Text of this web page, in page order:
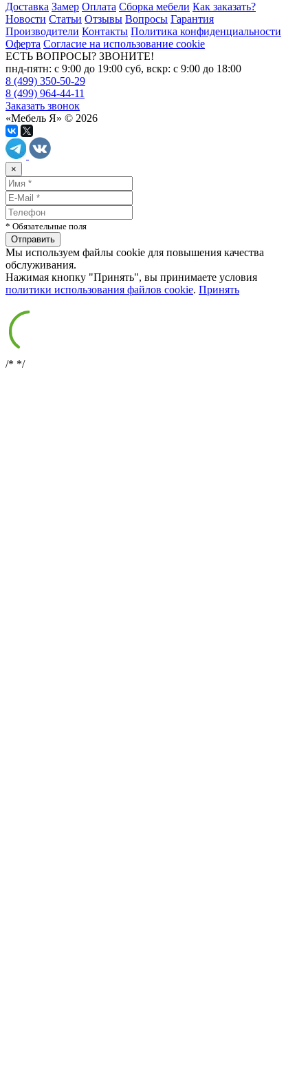
Доставка Замер Оплата Сборка мебели Как заказать?
Новости Статьи Отзывы Вопросы Гарантия
Производители Контакты Политика конфиденциальности
Оферта Согласие на использование cookie
ЕСТЬ ВОПРОСЫ? ЗВОНИТЕ!
пнд-пятн: с 9:00 до 19:00 суб, вскр: с 9:00 до 18:00
8 (499) 350-50-29
8 (499) 964-44-11
Заказать звонок
«Мебель Я» © 2026
×
* Обязательные поля
Мы используем файлы cookie для повышения качества
обслуживания.
Нажимая кнопку "Принять", вы принимаете условия
политики использования файлов cookie. Принять
/* */